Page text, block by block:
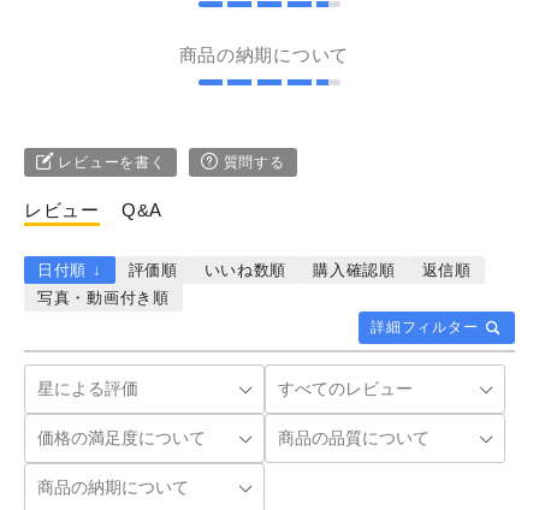
商品の納期について
レビューを書く 質問する
レビュー Q&A
詳細フィルター
日付順 ↓ 評価順 いいね数順 購入確認順
返信順
写真・動画付き順